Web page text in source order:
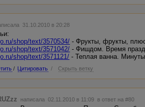
31.10.2010 в 20:28
shop/text/3570534/ - Фрукты, фрукты,
shop/text/3571042/ - Фишдом. Время
shop/text/3571121/ - Теплая ванна.
/ Цитировать / Скрыть ветку
написала 02.11.2010 в 11:09 в ответ на #80